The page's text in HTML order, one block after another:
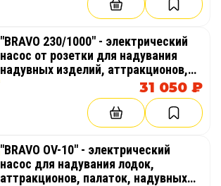
"BRAVO 230/1000" - электрический
насос от розетки для надувания
надувных изделий, аттракционов,
31 050 ₽
"BRAVO OV-10" - электрический
насос для надувания лодок,
аттракционов, палаток, надувных